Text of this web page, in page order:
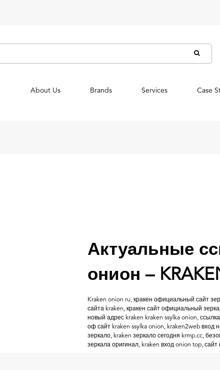
About Us Brands Services Case
Актуальные
онион –
Kraken onion ru, кракен официальный сайт
сайта kraken, кракен сайт официальный
новый адрес kraken kraken ssylka onion,
оф сайт kraken ssylka onion, kraken2web вход
зеркало, kraken зеркало сегодня krmp.cc,
зеркала оригинал, kraken вход onion top, сайт